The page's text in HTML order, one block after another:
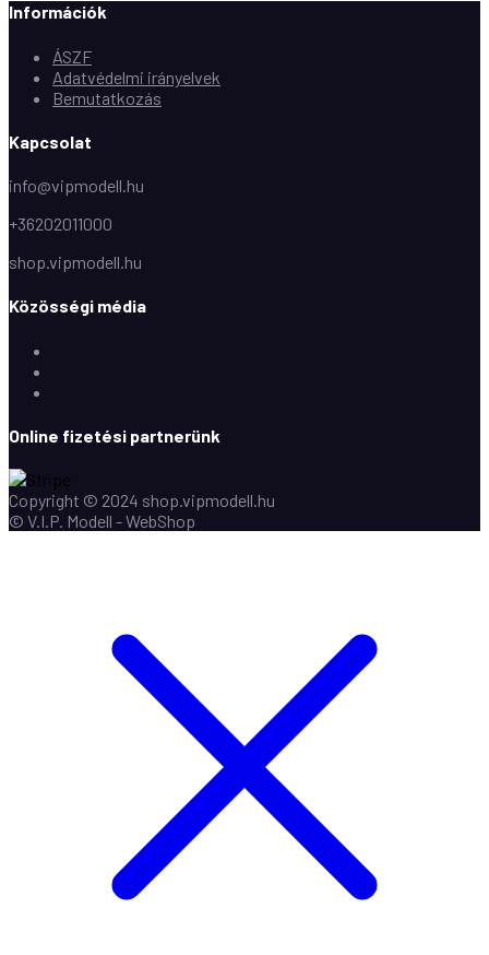
Információk
ÁSZF
Adatvédelmi irányelvek
Bemutatkozás
Kapcsolat
info@vipmodell.hu
+36202011000
shop.vipmodell.hu
Közösségi média
Online fizetési partnerünk
Copyright © 2024 shop.vipmodell.hu
© V.I.P. Modell - WebShop